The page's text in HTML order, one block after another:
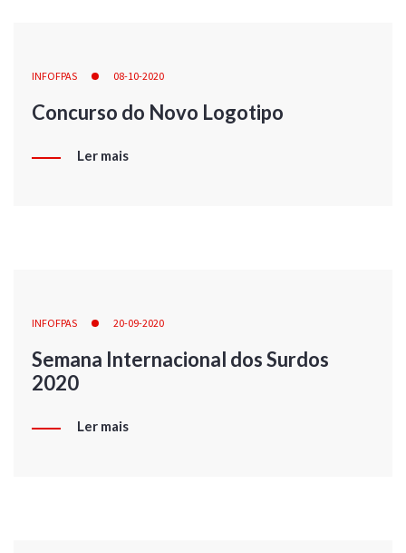
INFOFPAS 08-10-2020
Concurso do Novo Logotipo
Ler mais
INFOFPAS 20-09-2020
Semana Internacional dos Surdos
2020
Ler mais